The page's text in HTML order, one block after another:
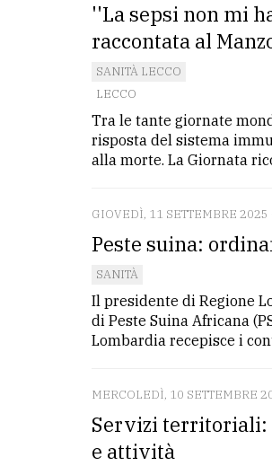
''La sepsi non mi
raccontata al
SANITÀ LECCO
LECCO
Tra le tante giornate
risposta del sistema
alla morte. La Giornata
GIOVEDÌ, 11 SETTEMBRE 2025
Peste suina:
SANITÀ
Il presidente di Regione
di Peste Suina Africana
Lombardia recepisce i
MERCOLEDÌ, 10 SETTEMBRE
Servizi territoriali:
e attività